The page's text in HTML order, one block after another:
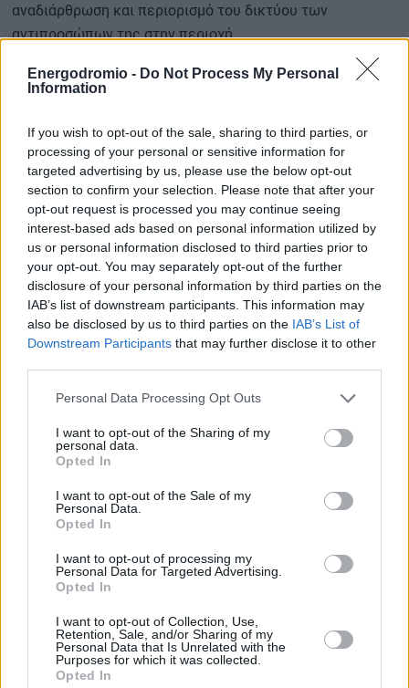
Energodromio - Do Not Process My Personal
Information
If you wish to opt-out of the sale, sharing to third parties, or
processing of your personal or sensitive information for
targeted advertising by us, please use the below opt-out
section to confirm your selection. Please note that after your
opt-out request is processed you may continue seeing
interest-based ads based on personal information utilized by
us or personal information disclosed to third parties prior to
your opt-out. You may separately opt-out of the further
disclosure of your personal information by third parties on the
IAB’s list of downstream participants. This information may
also be disclosed by us to third parties on the IAB’s List of
Downstream Participants that may further disclose it to other
Personal Data Processing Opt Outs
I want to opt-out of the Sharing of my
personal data.
Opted In
I want to opt-out of the Sale of my
Personal Data.
Opted In
I want to opt-out of processing my
Personal Data for Targeted Advertising.
Opted In
I want to opt-out of Collection, Use,
Retention, Sale, and/or Sharing of my
Personal Data that Is Unrelated with the
Purposes for which it was collected.
Opted In
αναδιάρθρωση και περιορισμό του δικτύου των
αντιπροσώπων της στην περιοχή.
Νέος γύρος προστίμων για τα ανασφάλιστα οχήματα και
τα τέλη κυκλοφορίας
Ξεκίνησαν οι ηλεκτρονικές διασταυρώσεις στα οχήματα
– Τι αλλάζει για όλους τους οδηγούς
Αναρτήθηκαν τα Τέλη Κυκλοφορίας του 2026 – Το ύψος
των προστίμων για τους «ξεχασιάρηδες»
#Porsche
#Αυτοκινητοβιομηχανία
ΔΙΑΒΑΣΤΕ ΕΠΙΣΗΣ